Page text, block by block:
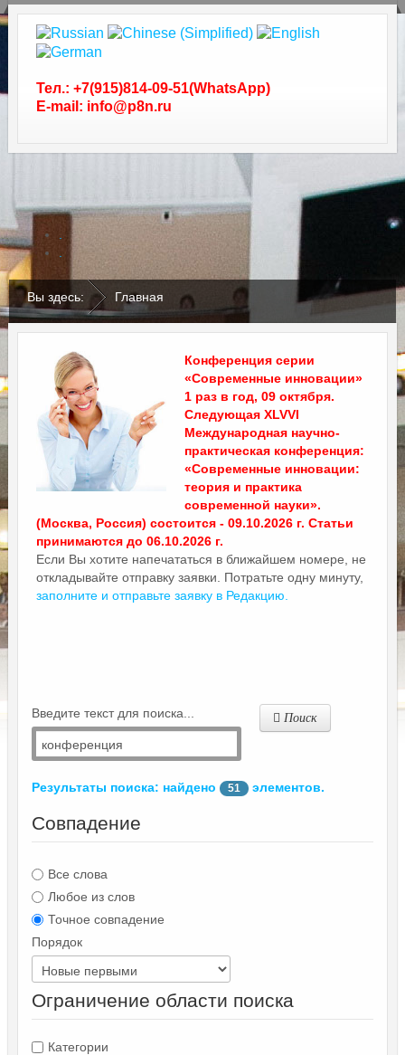
Тел.: +7(915)814-09-51(WhatsApp)
E-mail: info@p8n.ru
Вы здесь: Главная
Конференция серии
«Современные инновации»
1 раз в год, 09 октября.
Следующая XLVVI
Международная научно-
практическая конференция:
«Современные инновации:
теория и практика
современной науки».
(Москва, Россия) состоится - 09.10.2026 г. Статьи
принимаются до 06.10.2026 г.
Если Вы хотите напечататься в ближайшем номере, не
откладывайте отправку заявки. Потратьте одну минуту,
заполните и отправьте заявку в Редакцию.
Введите текст для поиска... Поиск
Результаты поиска: найдено 51 элементов.
Совпадение
Все слова
Любое из слов
Точное совпадение
Порядок
Ограничение области поиска
Категории